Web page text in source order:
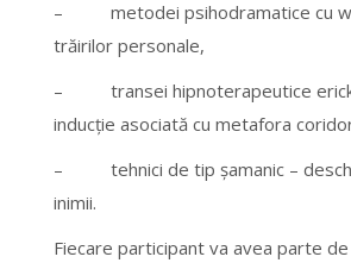
– metodei psihodramatice cu
trăirilor personale,
– transei hipnoterapeutice
inducție asociată cu metafora
– tehnici de tip şamanic –
inimii.
Fiecare participant va avea parte